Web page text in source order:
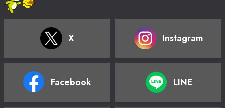
X Instagram
Facebook LINE